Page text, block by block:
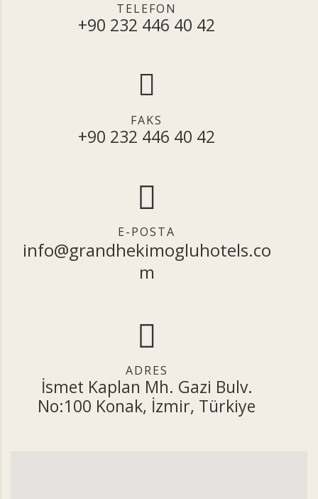
TELEFON
+90 232 446 40 42
FAKS
+90 232 446 40 42
E-POSTA
info@grandhekimogluhotels.co
m
ADRES
İsmet Kaplan Mh. Gazi Bulv.
No:100 Konak, İzmir, Türkiye